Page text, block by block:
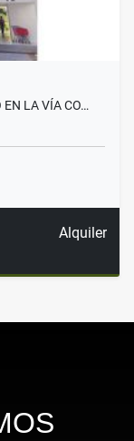
EN LA VÍA CO…
Alquiler